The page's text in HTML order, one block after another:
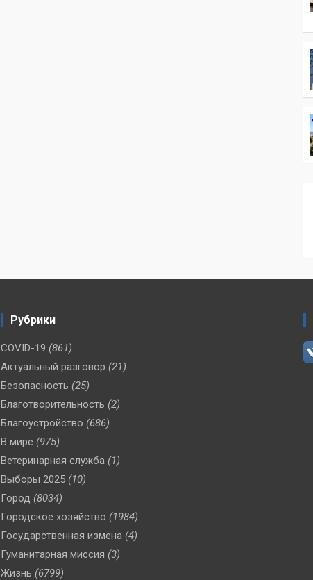
Рубрики
COVID-19 (861)
Актуальный разговор (21)
Безопасность (25)
Благотворительность (2)
Благоустройство (686)
В мире (975)
Ветеринарная служба (1)
Выборы 2025 (10)
Город (8034)
Городское хозяйство (1984)
Государственная измена (4)
Гуманитарная миссия (3)
Жизнь (6799)